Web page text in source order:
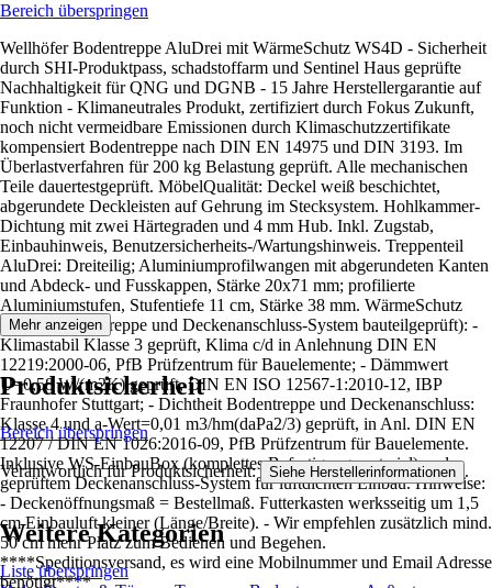
Bereich überspringen
Wellhöfer Bodentreppe AluDrei mit WärmeSchutz WS4D - Sicherheit
durch SHI-Produktpass, schadstoffarm und Sentinel Haus geprüfte
Nachhaltigkeit für QNG und DGNB - 15 Jahre Herstellergarantie auf
Funktion - Klimaneutrales Produkt, zertifiziert durch Fokus Zukunft,
noch nicht vermeidbare Emissionen durch Klimaschutzzertifikate
kompensiert Bodentreppe nach DIN EN 14975 und DIN 3193. Im
Überlastverfahren für 200 kg Belastung geprüft. Alle mechanischen
Teile dauertestgeprüft. MöbelQualität: Deckel weiß beschichtet,
abgerundete Deckleisten auf Gehrung im Stecksystem. Hohlkammer-
Dichtung mit zwei Härtegraden und 4 mm Hub. Inkl. Zugstab,
Einbauhinweis, Benutzersicherheits-/Wartungshinweis. Treppenteil
AluDrei: Dreiteilig; Aluminiumprofilwangen mit abgerundeten Kanten
und Abdeck- und Fusskappen, Stärke 20x71 mm; profilierte
Aluminiumstufen, Stufentiefe 11 cm, Stärke 38 mm. WärmeSchutz
WS4D (Bodentreppe und Deckenanschluss-System bauteilgeprüft): -
Klimastabil Klasse 3 geprüft, Klima c/d in Anlehnung DIN EN
12219:2000-06, PfB Prüfzentrum für Bauelemente; - Dämmwert
U=0,58 W/(m2K) geprüft, DIN EN ISO 12567-1:2010-12, IBP
Fraunhofer Stuttgart; - Dichtheit Bodentreppe und Deckenanschluss:
Klasse 4 und a-Wert=0,01 m3/hm(daPa2/3) geprüft, in Anl. DIN EN
12207 / DIN EN 1026:2016-09, PfB Prüfzentrum für Bauelemente.
Inklusive WS-EinbauBox (komplettes Befestigungsmaterial) und
geprüftem Deckenanschluss-System für luftdichten Einbau. Hinweise:
- Deckenöffnungsmaß = Bestellmaß. Futterkasten werksseitig um 1,5
cm Einbauluft kleiner (Länge/Breite). - Wir empfehlen zusätzlich mind.
50 cm mehr Platz zum Bedienen und Begehen.
****Speditionsversand, es wird eine Mobilnummer und Email Adresse
benötigt****
Mehr anzeigen
Produktsicherheit
Bereich überspringen
Verantwortlich für Produktsicherheit: Siehe Herstellerinformationen .
Weitere Kategorien
Liste überspringen